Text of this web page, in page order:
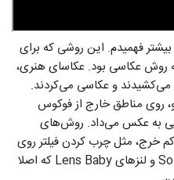
بیشتر فهمیدم. این روشی که برای
عکاسی بود. عکاسای هنری،
می‌کشیدند و عکاسی می‌کردند.
روی مناطق خارج از فوکوس
به عکس می‌داد. روش‌های
خرج، مثل چرب کردن فیلتر روی
لنز، تا استفاده از فیلتر‌های Soft Focus و لنز‌های Lens Baby که اصلا